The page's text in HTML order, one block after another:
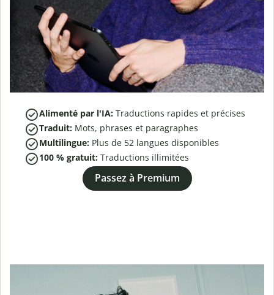
Alimenté par l'IA: Traductions rapides et précises
Traduit: Mots, phrases et paragraphes
Multilingue: Plus de 52 langues disponibles
100 % gratuit: Traductions illimitées
Passez à Premium